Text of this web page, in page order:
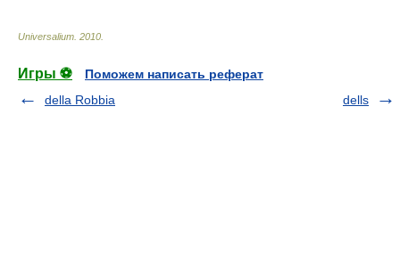
Universalium 2010
Игры ⚽
Поможем написать реферат
della Robbia
dells